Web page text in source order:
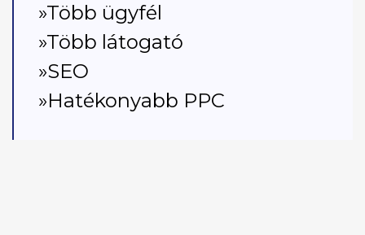
»Több ügyfél
»Több látogató
»SEO
»Hatékonyabb PPC